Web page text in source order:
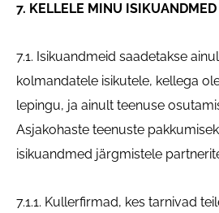
7. KELLELE MINU ISIKUANDMED
7.1. Isikuandmeid saadetakse
kolmandatele isikutele, kellega
lepingu, ja ainult teenuse
Asjakohaste teenuste
isikuandmed järgmistele
7.1.1. Kullerfirmad, kes tarnivad